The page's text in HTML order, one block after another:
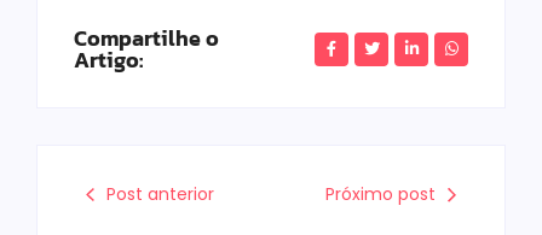
Compartilhe o
Artigo:
Post anterior Próximo post